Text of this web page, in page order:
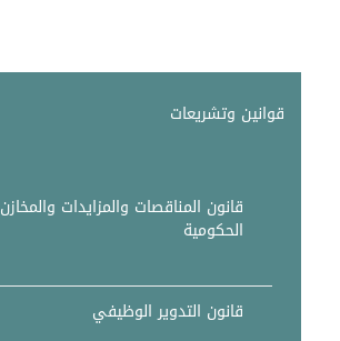
قوانين وتشريعات
قانون المناقصات والمزايدات والمخازن
الحكومية
قانون التدوير الوظيفي